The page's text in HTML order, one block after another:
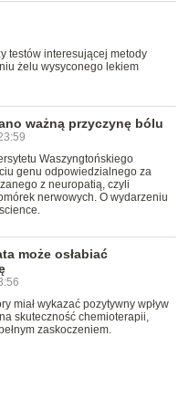
testów interesującej metody
żelu wysyconego lekiem
ważną przyczynę bólu
Waszyngtońskiego
genu odpowiedzialnego za
z neuropatią, czyli
nerwowych. O wydarzeniu
może osłabiać
miał wykazać pozytywny wpływ
skuteczność chemioterapii,
zaskoczeniem.